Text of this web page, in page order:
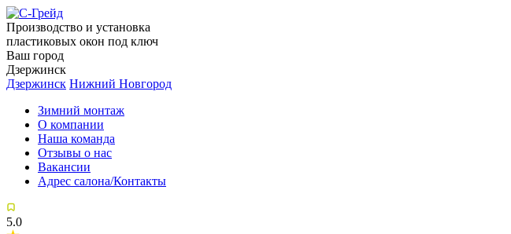
Производство и установка
пластиковых окон под ключ
Ваш город
Дзержинск
Дзержинск Нижний Новгород
Зимний монтаж
О компании
Наша команда
Отзывы о нас
Вакансии
Адрес салона/Контакты
5.0